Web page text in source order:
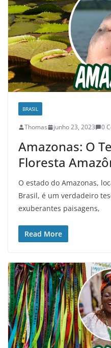
BRASIL
Thomas junho 23, 2023 0
Amazonas: O
Floresta
O estado do Amazonas,
Brasil, é um verdadeiro
exuberantes paisagens,
Read More